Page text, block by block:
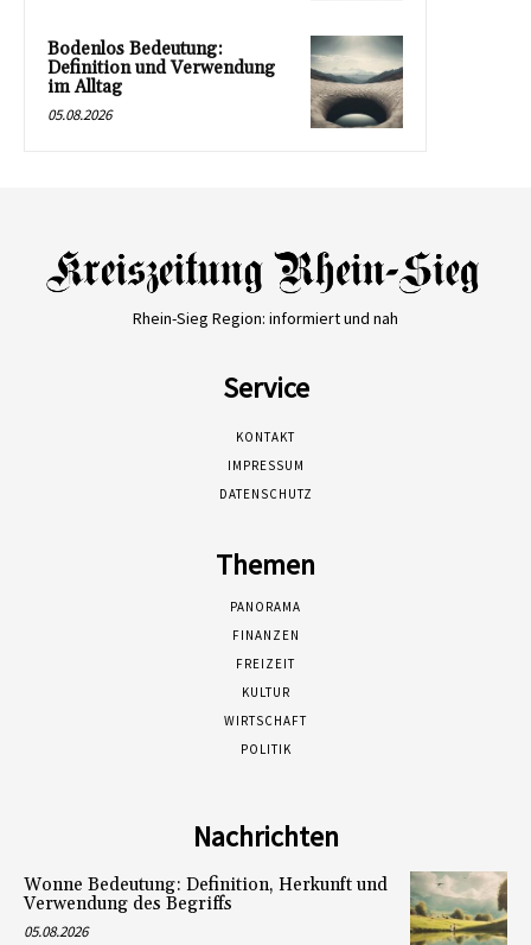
Bodenlos Bedeutung:
Definition und Verwendung
im Alltag
05.08.2026
Rhein-Sieg Region: informiert und nah
Service
KONTAKT
IMPRESSUM
DATENSCHUTZ
Themen
PANORAMA
FINANZEN
FREIZEIT
KULTUR
WIRTSCHAFT
POLITIK
Nachrichten
Wonne Bedeutung: Definition, Herkunft und
Verwendung des Begriffs
05.08.2026